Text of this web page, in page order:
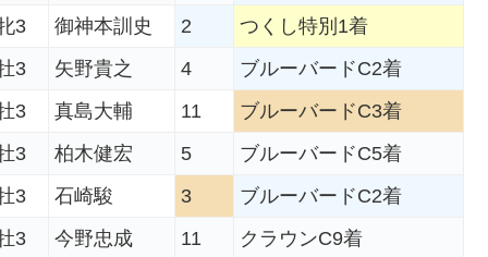
3
御神本訓史 2
つくし特別1着
3
矢野貴之 4
ブルーバードC2着
3
真島大輔 11
ブルーバードC3着
3
柏木健宏 5
ブルーバードC5着
3
石崎駿 3
ブルーバードC2着
3
今野忠成 11 クラウンC9着